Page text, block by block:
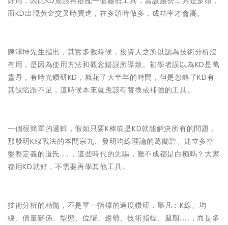
而KD出現黃金交叉時買進，在多頭時做多，成功率才會高。
陳澤坤先生指出，其實多數時候，投資人之所以認為技術分析沒
有用，是因為使用方法和觀念錯誤所導致。初學者誤以為KD是萬
靈丹，有時光鑽研KD，就花了大半年的時間，但是忽略了KD有
其缺陷跟不足，這時候本來就應該有替換或補強的工具。
一個很簡單的邏輯，假如只要K棒或是KD就能解決所有的問題，
那發明K線戰法的本間宗九、發明均線理論的葛蘭碧、建立多空
盤整定義的道氏……，這些時代的先驅，難不成都是白痴嗎？大家
都用KD就好，不需要再學其他工具。
技術分析的精髓，不是單一指標的過度鑽研，舉凡：K線、均
線、價量關係、型態、位階、趨勢、技術指標、週期……，而是多